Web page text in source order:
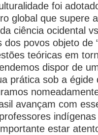
foi
global que supere
ciência ocidental
povos objeto de
teóricas em
dispor de
prática sob a égide
avançam com
estar